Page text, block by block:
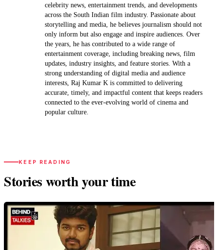
celebrity news, entertainment trends, and developments
across the South Indian film industry. Passionate about
storytelling and media, he believes journalism should not
only inform but also engage and inspire audiences. Over
the years, he has contributed to a wide range of
entertainment coverage, including breaking news, film
updates, industry insights, and feature stories. With a
strong understanding of digital media and audience
interests, Raj Kumar K is committed to delivering
accurate, timely, and impactful content that keeps readers
connected to the ever-evolving world of cinema and
popular culture.
KEEP READING
Stories worth your time